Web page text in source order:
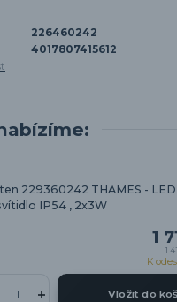
226460242
4017807415612
229360242 THAMES -
IP54 , 2x3W
1
1
K
Vložit do